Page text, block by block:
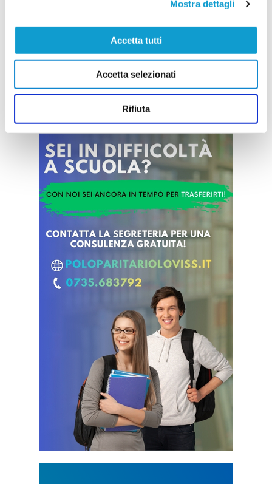
Mostra dettagli
Accetta tutti
Accetta selezionati
Rifiuta
e guarda al futuro confermando tre giovani che
24/07/2026
Vai all'edizione provinciale